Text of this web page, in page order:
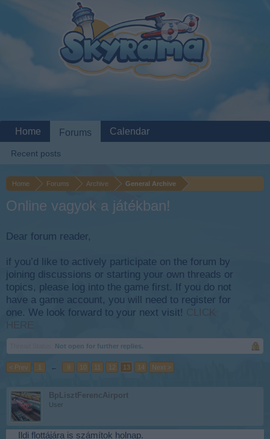
Home Forums Archive General Archive
Online vagyok a játékban!
Dear forum reader,
if you’d like to actively participate on the forum by
joining discussions or starting your own threads or
topics, please log into the game first. If you do not
have a game account, you will need to register for
one. We look forward to your next visit! CLICK
HERE
Not open for further replies.
< Prev 1 ← 9 10 11 12 13 14 Next >
BpLisztFerencAirport
User
Ildi flottájára is számítok holnap.
Home Forums
Recent posts
Calendar